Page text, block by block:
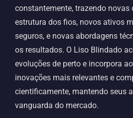
constantemente, trazendo novas
estrutura dos fios, novos ativos
seguros, e novas abordagens
os resultados. O Liso Blindado
evoluções de perto e incorpora
inovações mais relevantes e
cientificamente, mantendo seus
vanguarda do mercado.